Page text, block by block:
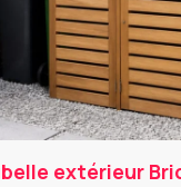
extérieur